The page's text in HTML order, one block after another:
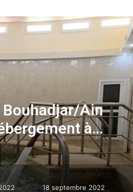
Ain
à
18 septembre 2022